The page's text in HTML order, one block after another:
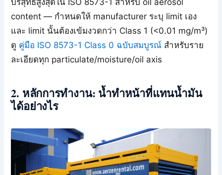
บริสุทธิ์สูงสุดใน ISO 8573-1 สำหรับ oil aerosol
content — กำหนดให้ manufacturer ระบุ limit เอง
และ limit นั้นต้องเข้มงวดกว่า Class 1 (<0.01 mg/m³)
ดู คู่มือ ISO 8573-1 Class 0 ฉบับสมบูรณ์ สำหรับราย
ละเอียดทุก particulate/moisture/oil axis
2. หลักการทำงาน: น้ำทำหน้าที่แทนน้ำมัน
ได้อย่างไร